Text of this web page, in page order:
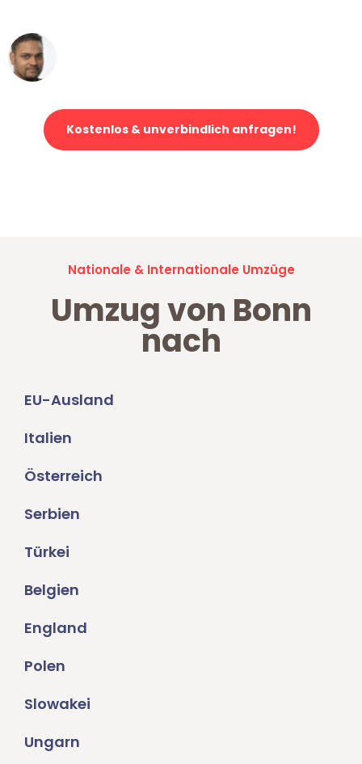
Kostenlos & unverbindlich anfragen!
Nationale & Internationale Umzüge
Umzug von Bonn
nach
EU-Ausland
Italien
Österreich
Serbien
Türkei
Belgien
England
Polen
Slowakei
Ungarn